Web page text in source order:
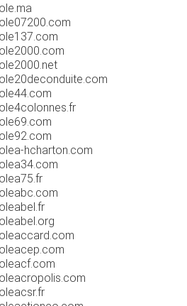
hcharton.com